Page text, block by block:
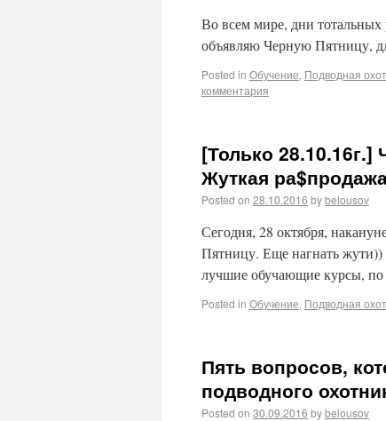
Во всем мире, дни
объявляю Черную Пятницу,
Posted in Обучение, Подводная
комментария
[Только
Жуткая
Posted on 28.10.2016 bybelousov
Сегодня, 28 октября,
Пятницу. Еще нагнать
лучшие обучающие курсы, по
Posted in Обучение, Подводная
Пять вопросов,
подводного
Posted on 30.09.2016 bybelousov